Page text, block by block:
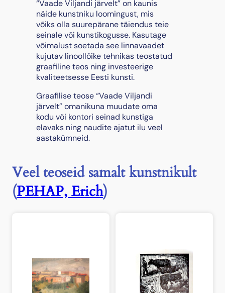
t
,
“Vaade Viljandi järvelt” on kaunis
näide kunstniku loomingust, mis
võiks olla suurepärane täiendus teie
seinale või kunstikogusse. Kasutage
võimalust soetada see linnavaadet
kujutav linoollõike tehnikas teostatud
graafiline teos ning investeerige
kvaliteetsesse Eesti kunsti.
Graafilise teose “Vaade Viljandi
järvelt” omanikuna muudate oma
kodu või kontori seinad kunstiga
elavaks ning naudite ajatut ilu veel
aastakümneid.
Veel teoseid samalt kunstnikult
(PEHAP, Erich)